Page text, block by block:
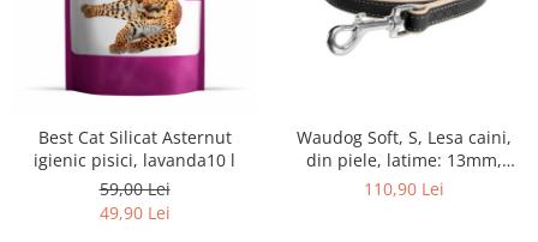
Best Cat Silicat Asternut
igienic pisici, lavanda10 l
59,00 Lei
49,90 Lei
Waudog Soft, S, Lesa caini,
din piele, latime: 13mm,
lungime: 122cm,negru
110,90 Lei